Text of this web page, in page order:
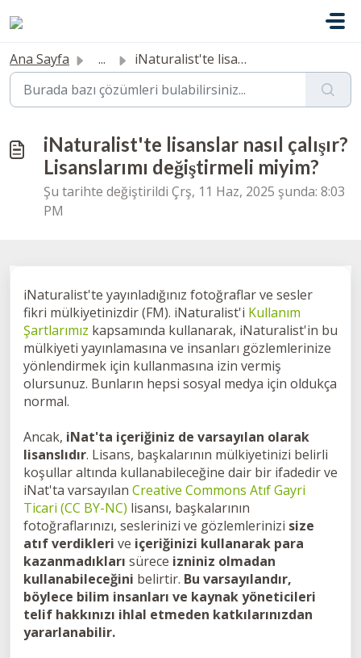
Ana Sayfa ... iNaturalist'te lisanslar nasıl çalışır? Lisanslarımı ...
iNaturalist'te lisanslar nasıl çalışır?
Lisanslarımı değiştirmeli miyim?
Şu tarihte değiştirildi Çrş, 11 Haz, 2025 şunda: 8:03
PM
iNaturalist'te yayınladığınız fotoğraflar ve sesler
fikri mülkiyetinizdir (FM). iNaturalist'i Kullanım
Şartlarımız kapsamında kullanarak, iNaturalist'in bu
mülkiyeti yayınlamasına ve insanları gözlemlerinize
yönlendirmek için kullanmasına izin vermiş
olursunuz. Bunların hepsi sosyal medya için oldukça
normal.
Ancak, iNat'ta içeriğiniz de varsayılan olarak
lisanslıdır. Lisans, başkalarının mülkiyetinizi belirli
koşullar altında kullanabileceğine dair bir ifadedir ve
iNat'ta varsayılan Creative Commons Atıf Gayri
Ticari (CC BY-NC) lisansı, başkalarının
fotoğraflarınızı, seslerinizi ve gözlemlerinizi size
atıf verdikleri ve içeriğinizi kullanarak para
kazanmadıkları sürece izniniz olmadan
kullanabileceğini belirtir. Bu varsayılandır,
böylece bilim insanları ve kaynak yöneticileri
telif hakkınızı ihlal etmeden katkılarınızdan
yararlanabilir.